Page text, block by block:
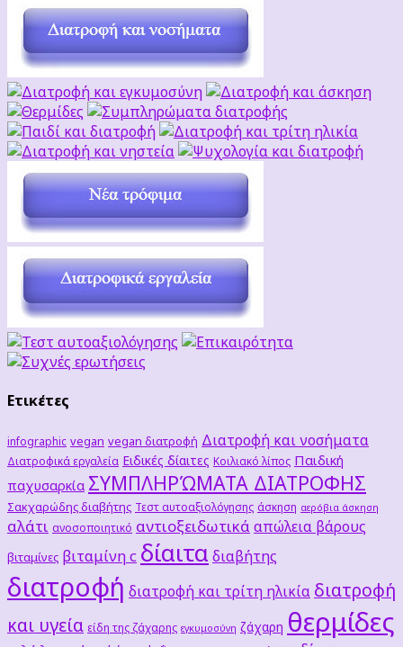
Ετικέτες
infographic vegan vegan διατροφή Διατροφή και νοσήματα
Διατροφικά εργαλεία Ειδικές δίαιτες Κοιλιακό λίπος Παιδική
παχυσαρκία ΣΥΜΠΛΗΡΏΜΑΤΑ ΔΙΑΤΡΟΦΗΣ
Σακχαρώδης διαβήτης Τεστ αυτοαξιολόγησης άσκηση αερόβια άσκηση
αλάτι ανοσοποιητικό αντιοξειδωτικά απώλεια βάρους
βιταμίνες βιταμίνη c δίαιτα διαβήτης
διατροφή διατροφή και τρίτη ηλικία διατροφή
και υγεία είδη της ζάχαρης εγκυμοσύνη ζάχαρη θερμίδες